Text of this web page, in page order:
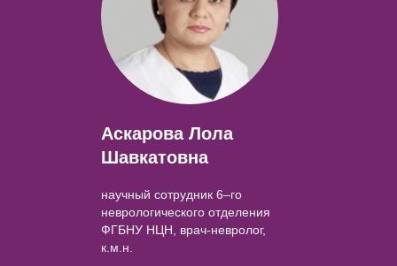
Аскарова Лола
Шавкатовна
научный сотрудник 6–го
неврологического отделения
ФГБНУ НЦН, врач-невролог,
к.м.н.